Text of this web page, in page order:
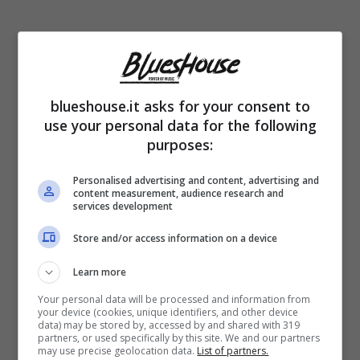
Se ormai Harry non ha praticamente nessun
rapporto con la Royal Family, tanto da non
aver chiamato neanche la cognata in questo
momento difficile, fino a poco tempo fa non
Qualche mese fa Harry e Kate
parlati, come non facevano da tempo.
Stando a un’indiscrezione diffusa dal
magazineCloser, idue cognati avevano
chiacchierato fino a notte fonda: il motivo
blueshouse.it asks for your consent to
use your personal data for the following
purposes:
Personalised advertising and content, advertising and
content measurement, audience research and
services development
Store and/or access information on a device
Learn more
Your personal data will be processed and information from
your device (cookies, unique identifiers, and other device
data) may be stored by, accessed by and shared with 319
partners, or used specifically by this site. We and our partners
may use precise geolocation data. List of partners.